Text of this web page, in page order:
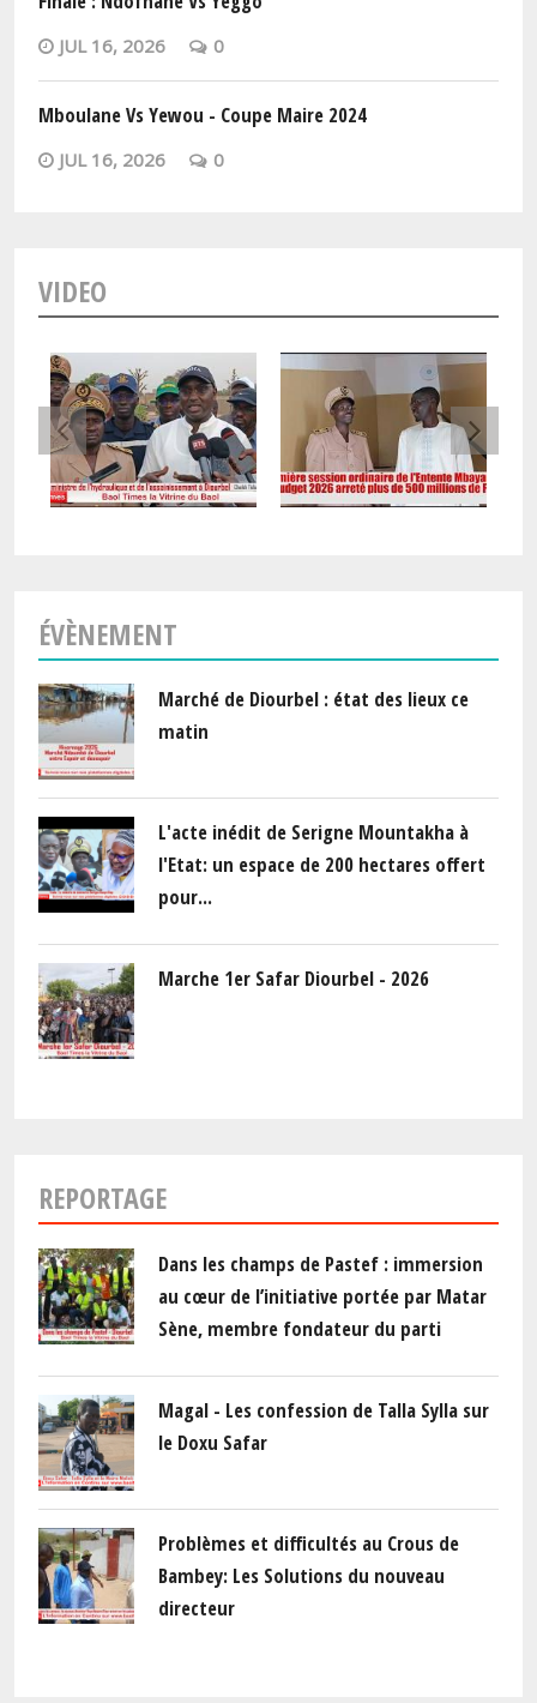
JUL 16, 2026 0
Mboulane Vs Yewou - Coupe Maire 2024
JUL 16, 2026 0
VIDEO
ÉVÈNEMENT
Marché de Diourbel : état des lieux ce
matin
L'acte inédit de Serigne Mountakha à
l'Etat: un espace de 200 hectares offert
pour...
Marche 1er Safar Diourbel - 2026
REPORTAGE
Dans les champs de Pastef : immersion
au cœur de l’initiative portée par Matar
Sène, membre fondateur du parti
Magal - Les confession de Talla Sylla sur
le Doxu Safar
Problèmes et difficultés au Crous de
Bambey: Les Solutions du nouveau
directeur